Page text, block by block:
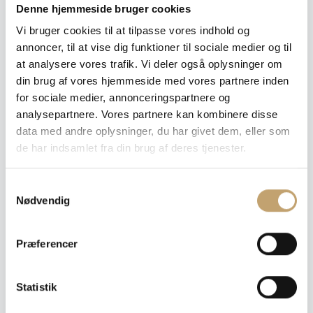
Denne hjemmeside bruger cookies
Vi bruger cookies til at tilpasse vores indhold og
annoncer, til at vise dig funktioner til sociale medier og til
at analysere vores trafik. Vi deler også oplysninger om
din brug af vores hjemmeside med vores partnere inden
for sociale medier, annonceringspartnere og
analysepartnere. Vores partnere kan kombinere disse
data med andre oplysninger, du har givet dem, eller som
de har indsamlet fra din brug af deres tjenester.
Nødvendig
Præferencer
Statistik
9 mm
Ryd
Pris pr. m²: 440,00 DKK
Angiv m²
Læg i tilbudskurv
ikke køber noget endeligt.
Du vælger dine ønskede produkter og gennemfører
tilbud, information om leveringstider og